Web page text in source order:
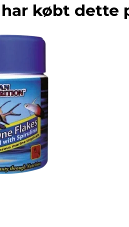
købt dette